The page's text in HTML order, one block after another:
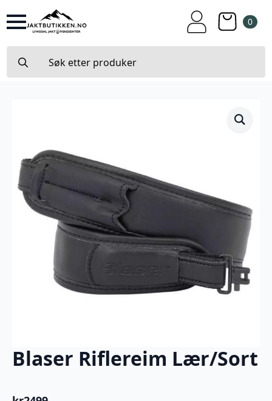
0
for:
Blaser Riflereim Lær/Sort